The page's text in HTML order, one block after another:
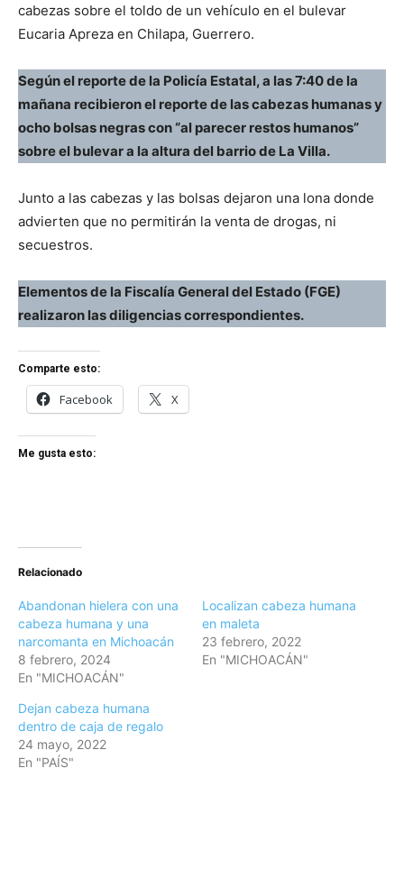
cabezas sobre el toldo de un vehículo en el bulevar
Eucaria Apreza en Chilapa, Guerrero.
Según el reporte de la Policía Estatal, a las 7:40 de la
mañana recibieron el reporte de las cabezas humanas y
ocho bolsas negras con “al parecer restos humanos”
sobre el bulevar a la altura del barrio de La Villa.
Junto a las cabezas y las bolsas dejaron una lona donde
advierten que no permitirán la venta de drogas, ni
secuestros.
Elementos de la Fiscalía General del Estado (FGE)
realizaron las diligencias correspondientes.
Comparte esto:
Facebook X
Me gusta esto:
Relacionado
Abandonan hielera con una
cabeza humana y una
narcomanta en Michoacán
8 febrero, 2024
En "MICHOACÁN"
Localizan cabeza humana
en maleta
23 febrero, 2022
En "MICHOACÁN"
Dejan cabeza humana
dentro de caja de regalo
24 mayo, 2022
En "PAÍS"